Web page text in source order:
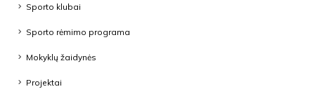
Sporto klubai
Sporto rėmimo programa
Mokyklų žaidynės
Projektai